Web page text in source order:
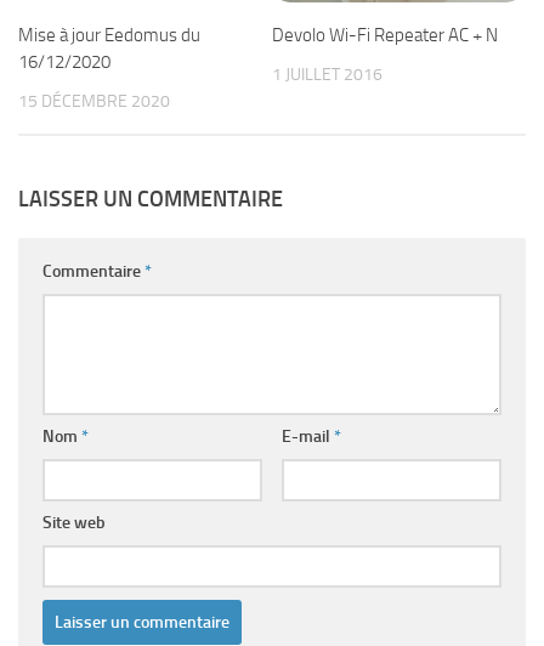
Mise à jour Eedomus du
16/12/2020
15 DÉCEMBRE 2020
Devolo Wi-Fi Repeater AC + N
1 JUILLET 2016
LAISSER UN COMMENTAIRE
Commentaire*
Nom * E-mail *
Site web